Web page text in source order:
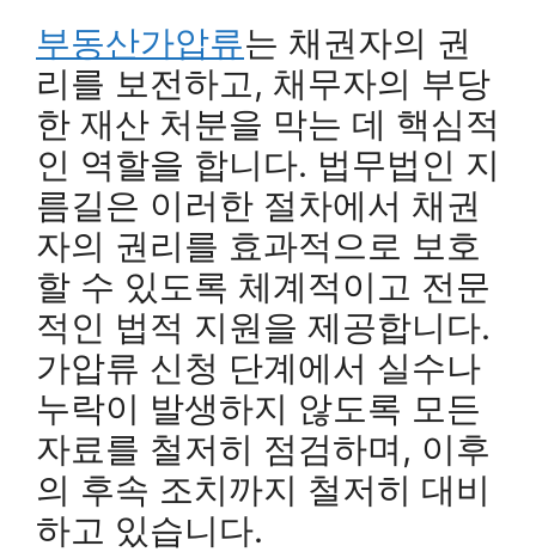
부동산가압류는 채권자의 권
리를 보전하고, 채무자의 부당
한 재산 처분을 막는 데 핵심적
인 역할을 합니다. 법무법인 지
름길은 이러한 절차에서 채권
자의 권리를 효과적으로 보호
할 수 있도록 체계적이고 전문
적인 법적 지원을 제공합니다.
가압류 신청 단계에서 실수나
누락이 발생하지 않도록 모든
자료를 철저히 점검하며, 이후
의 후속 조치까지 철저히 대비
하고 있습니다.